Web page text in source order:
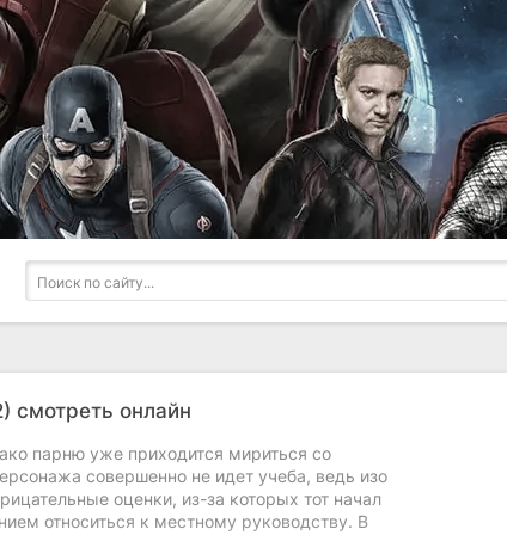
смотреть онлайн
парню уже приходится мириться со
совершенно не идет учеба, ведь изо
оценки, из-за которых тот начал
относиться к местному руководству. В